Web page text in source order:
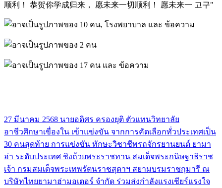
แนะแนว
เรื่อง
27 มีนาคม 2568 นายอดิศร ครองยุติ ตัวแทนวิทยาลัย
อาชีวศึกษาเขื่องใน เข้าแข่งขัน จากการคัดเลือกทั่วประเทศเป็น
30 คนสุดท้าย การแข่งขัน ทักษะวิชาชีพรถจักรยานยนต์ ยามา
ฮ่า ระดับประเทศ ชิงถ้วยพระราชทาน สมเด็จพระกนิษฐาธิราช
เจ้า กรมสมเด็จพระเทพรัตนราชสุดาฯ สยามบรมราชกุมารี ณ
บริษัทไทยยามาฮ่ามอเตอร์ จำกัด ร่วมส่งกำลังแรงเชียร์แรงใจ